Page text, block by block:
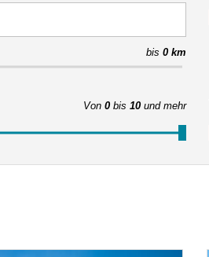
bis 0 km
Von 0 bis 10 und mehr